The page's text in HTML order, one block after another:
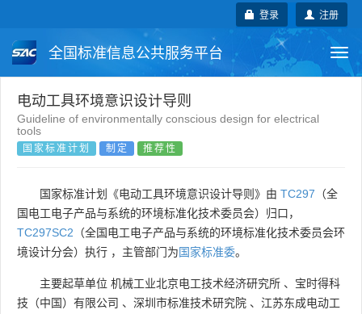
注册
登录
全国标准信息公共服务平台
国家标准 行业标准
电动工具环境意识设计导则
Guideline of environmentally conscious design for electrical
tools
国家标准计划 制定 推荐性
国家标准计划《电动工具环境意识设计导则》由 TC297 （全
国电工电子产品与系统的环境标准化技术委员会）归口，
TC297SC2 （全国电工电子产品与系统的环境标准化技术委员会环
境设计分会）执行 ，主管部门为国家标准委。
主要起草单位 机械工业北京电工技术经济研究所 、 宝时得科
技（中国）有限公司 、 深圳市标准技术研究院 、 江苏东成电动工